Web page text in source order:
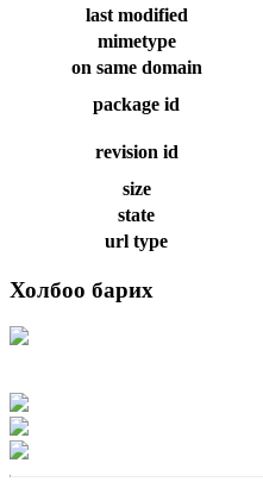
last modified
mimetype
on same domain
package id
revision id
size
state
url type
Холбоо барих